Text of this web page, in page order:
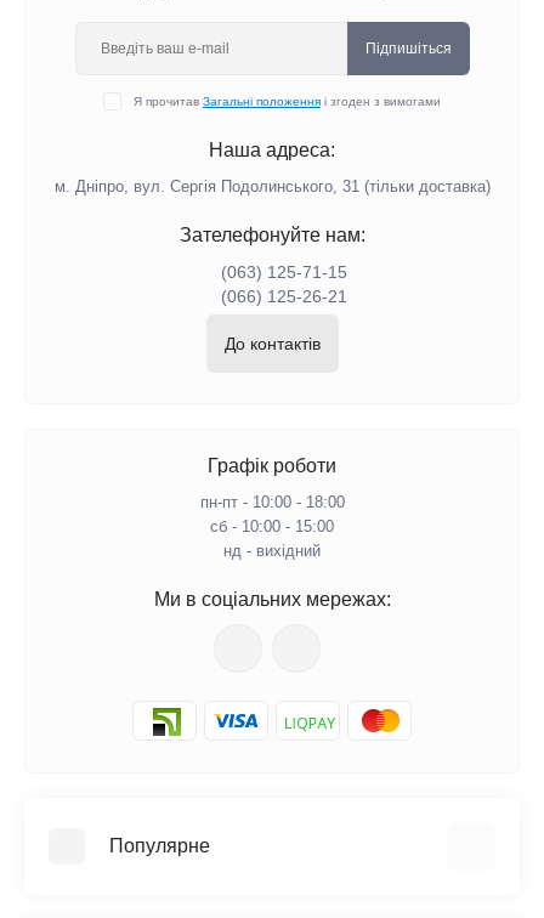
Підпишіться
Я прочитав Загальні положення і згоден з вимогами
Наша адреса:
м. Дніпро, вул. Сергія Подолинського, 31 (тільки доставка)
Зателефонуйте нам:
(063) 125-71-15
(066) 125-26-21
До контактів
Графік роботи
пн-пт - 10:00 - 18:00
сб - 10:00 - 15:00
нд - вихідний
Ми в соціальних мережах:
Популярне